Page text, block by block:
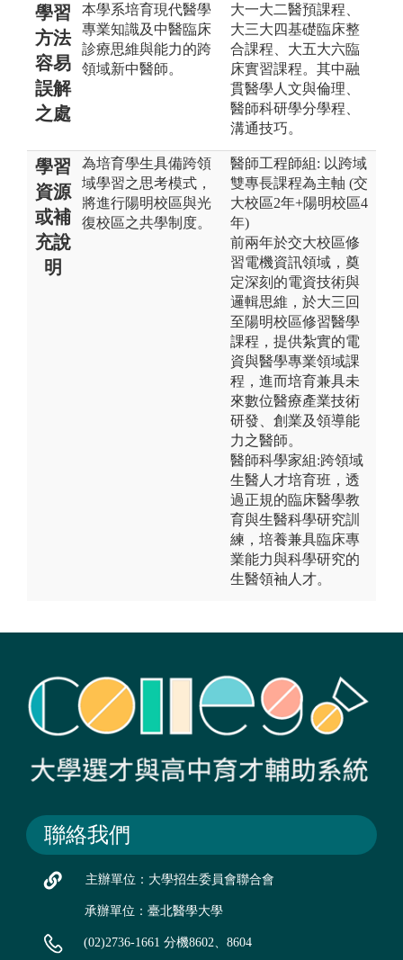
學習
方法
容易
誤解
之處
本學系培育現代醫學
專業知識及中醫臨床
診療思維與能力的跨
領域新中醫師。
大一大二醫預課程、
大三大四基礎臨床整
合課程、大五大六臨
床實習課程。其中融
貫醫學人文與倫理、
醫師科研學分學程、
溝通技巧。
學習
資源
或補
充說
明
為培育學生具備跨領
域學習之思考模式，
將進行陽明校區與光
復校區之共學制度。
醫師工程師組: 以跨域
雙專長課程為主軸 (交
大校區2年+陽明校區4
年)
前兩年於交大校區修
習電機資訊領域，奠
定深刻的電資技術與
邏輯思維，於大三回
至陽明校區修習醫學
課程，提供紮實的電
資與醫學專業領域課
程，進而培育兼具未
來數位醫療產業技術
研發、創業及領導能
力之醫師。
醫師科學家組:跨領域
生醫人才培育班，透
過正規的臨床醫學教
育與生醫科學研究訓
練，培養兼具臨床專
業能力與科學研究的
生醫領袖人才。
聯絡我們
主辦單位：大學招生委員會聯合會
承辦單位：臺北醫學大學
(02)2736-1661 分機8602、8604